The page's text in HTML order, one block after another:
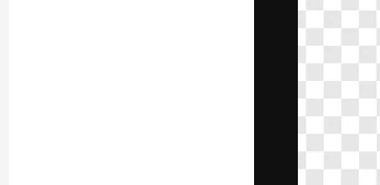
Ícones
Modelos 3D
Fontes